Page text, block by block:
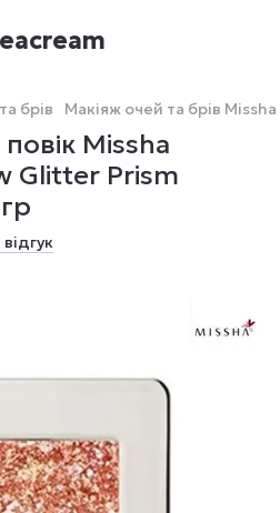
брів Макіяж очей та брів Missha
повік Missha
Glitter Prism